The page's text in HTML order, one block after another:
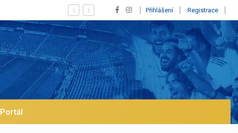
Vypískaný Vinícius! Blíží se jeho odchod z Realu a pustí se klub na
Přihlášení Registrace
Portál